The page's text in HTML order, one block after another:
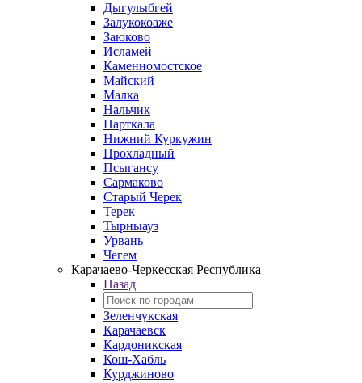
Дыгулыбгей
Залукокоаже
Заюково
Исламей
Каменномостское
Майский
Малка
Нальчик
Нарткала
Нижний Куркужин
Прохладный
Псыгансу
Сармаково
Старый Черек
Терек
Тырныауз
Урвань
Чегем
Карачаево-Черкесская Республика
Назад
Зеленчукская
Карачаевск
Кардоникская
Кош-Хабль
Курджиново